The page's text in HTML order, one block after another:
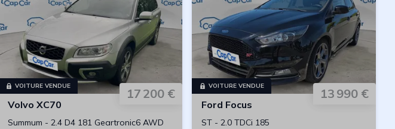
VOITURE VENDUE
17 200 €
Volvo XC70
Summum - 2.4 D4 181 Geartronic6 AWD
VOITURE VENDUE
13 990 €
Ford Focus
ST - 2.0 TDCi 185